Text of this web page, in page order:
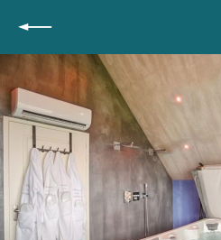
Retour